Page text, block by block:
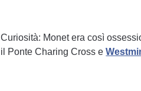
Curiosità: Monet era così
il Ponte Charing Cross e